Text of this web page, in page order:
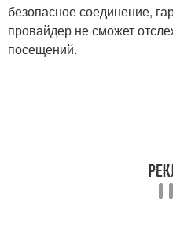
безопасное соединение,
провайдер не сможет
посещений.